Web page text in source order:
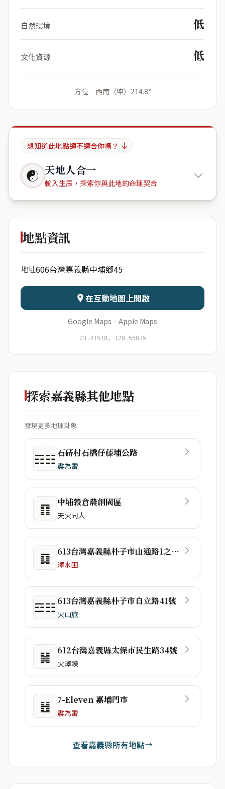
自然環境 低
文化資源 低
方位 西南（坤）214.8°
想知道此地點適不適合你嗎？
☯ 天地人合一
輸入生辰，探索你與此地的命理契合
606台灣
日期 出生時辰
資料僅用於即時分析，不會儲存於伺服器
地點資訊
地址606台灣嘉義縣中埔鄉45
在互動地圖上開啟
Google Maps · Apple Maps
23.41518, 120.55015
探索嘉義縣其他地點
發現更多地理卦象
☶☷石硦村石橋仔藤埔公路
震為雷
䷖ 中埔穀倉農創園區
天火同人
䷃ 613台灣嘉義縣朴子市山通路1之102號
澤水困
☲☷ 613台灣嘉義縣朴子市自立路41號
火山旅
䷟ 612台灣嘉義縣太保市民生路34號
火澤睽
䷲ 7-Eleven 嘉埔門市
震為雷
查看嘉義縣所有地點